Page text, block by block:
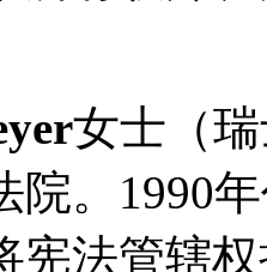
女士（
院。1990
宪法管辖